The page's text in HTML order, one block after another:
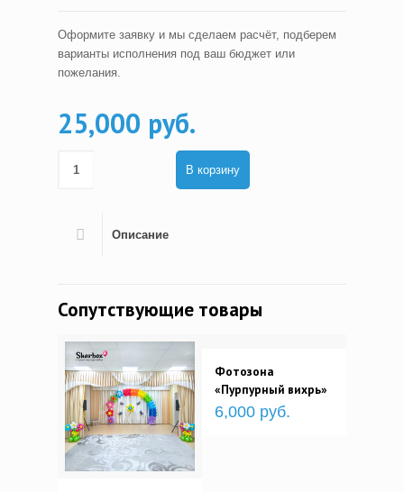
Оформите заявку и мы сделаем расчёт, подберем
варианты исполнения под ваш бюджет или
пожелания.
25,000 руб.
В корзину
Описание
Сопутствующие товары
Фотозона
«Пурпурный вихрь»
6,000 руб.